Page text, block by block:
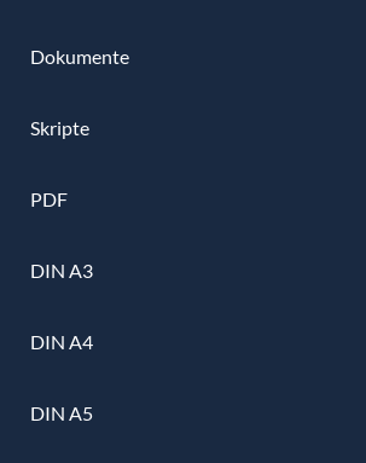
Dokumente
Skripte
PDF
DIN A3
DIN A4
DIN A5